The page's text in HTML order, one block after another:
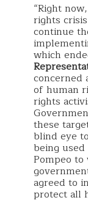
“Right
rights
continue
which
concerned
of human
rights
these
blind eye
being
Pompeo
agreed to
protect all